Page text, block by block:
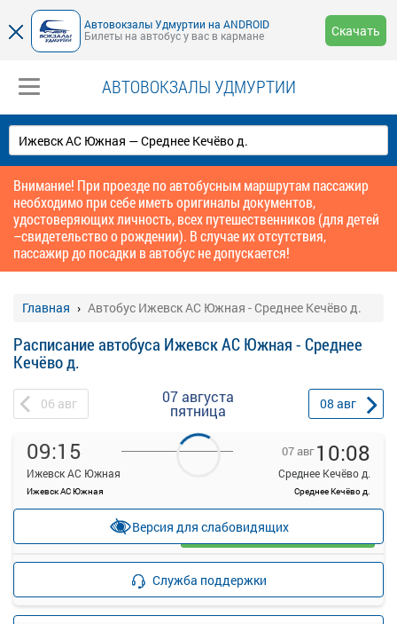
Автовокзалы Удмуртии на ANDROID
Билеты на автобус у вас в кармане
Скачать
АВТОВОКЗАЛЫ УДМУРТИИ
Внимание! При проезде по автобусным маршрутам пассажир
необходимо при себе иметь оригиналы документов,
удостоверяющих личность, всех путешественников (для детей
–свидетельство о рождении). В случае их отсутствия,
пассажир до посадки в автобус не допускается!
Главная Автобус Ижевск АС Южная - Среднее Кечёво д.
Расписание автобуса Ижевск АС Южная - Среднее
Кечёво д.
06 авг 07 августа
пятница 08 авг
09:15
Ижевск АС Южная
Ижевск АС Южная
07 авг 10:08
Среднее Кечёво д.
Среднее Кечёво д.
—
Загрузить цену
Версия для слабовидящих
Служба поддержки